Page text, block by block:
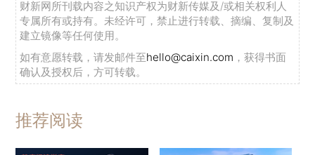
财新网所刊载内容之知识产权为财新传媒及/或相关权利人
专属所有或持有。未经许可，禁止进行转载、摘编、复制及
建立镜像等任何使用。
如有意愿转载，请发邮件至hello@caixin.com ，获得书面
确认及授权后，方可转载。
推荐阅读